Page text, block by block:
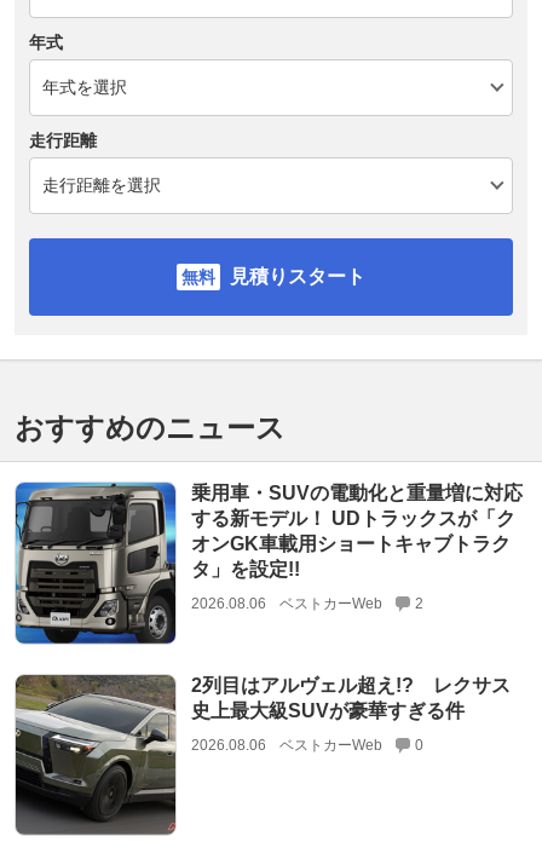
年式
走行距離
見積りスタート
おすすめのニュース
乗用車・SUVの電動化と重量増に対応
する新モデル！ UDトラックスが「ク
オンGK車載用ショートキャブトラク
タ」を設定!!
2026.08.06 ベストカーWeb 2
2列目はアルヴェル超え!? レクサス
史上最大級SUVが豪華すぎる件
2026.08.06 ベストカーWeb 0